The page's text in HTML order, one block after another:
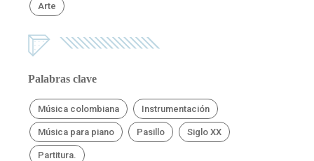
Arte
Palabras clave
Música colombiana Instrumentación
Música para piano Pasillo Siglo XX
Partitura.